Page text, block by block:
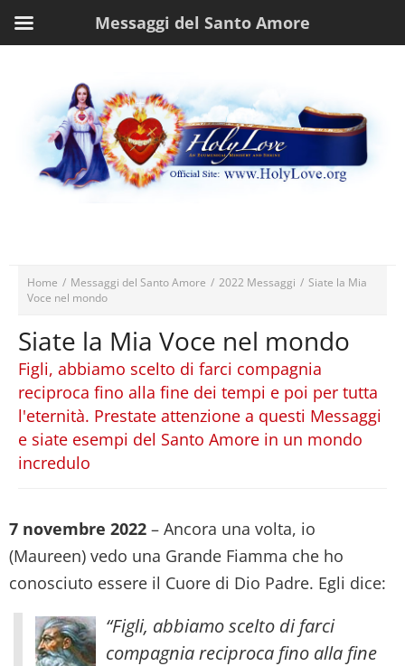
Home / Messaggi del Santo Amore / 2022 Messaggi / Siate la Mia
Voce nel mondo
Siate la Mia Voce nel mondo
Figli, abbiamo scelto di farci compagnia
reciproca fino alla fine dei tempi e poi per tutta
l'eternità. Prestate attenzione a questi Messaggi
e siate esempi del Santo Amore in un mondo
incredulo
7 novembre 2022 – Ancora una volta, io
(Maureen) vedo una Grande Fiamma che ho
conosciuto essere il Cuore di Dio Padre. Egli dice:
“Figli, abbiamo scelto di farci
compagnia reciproca fino alla fine
Messaggi del Santo Amore